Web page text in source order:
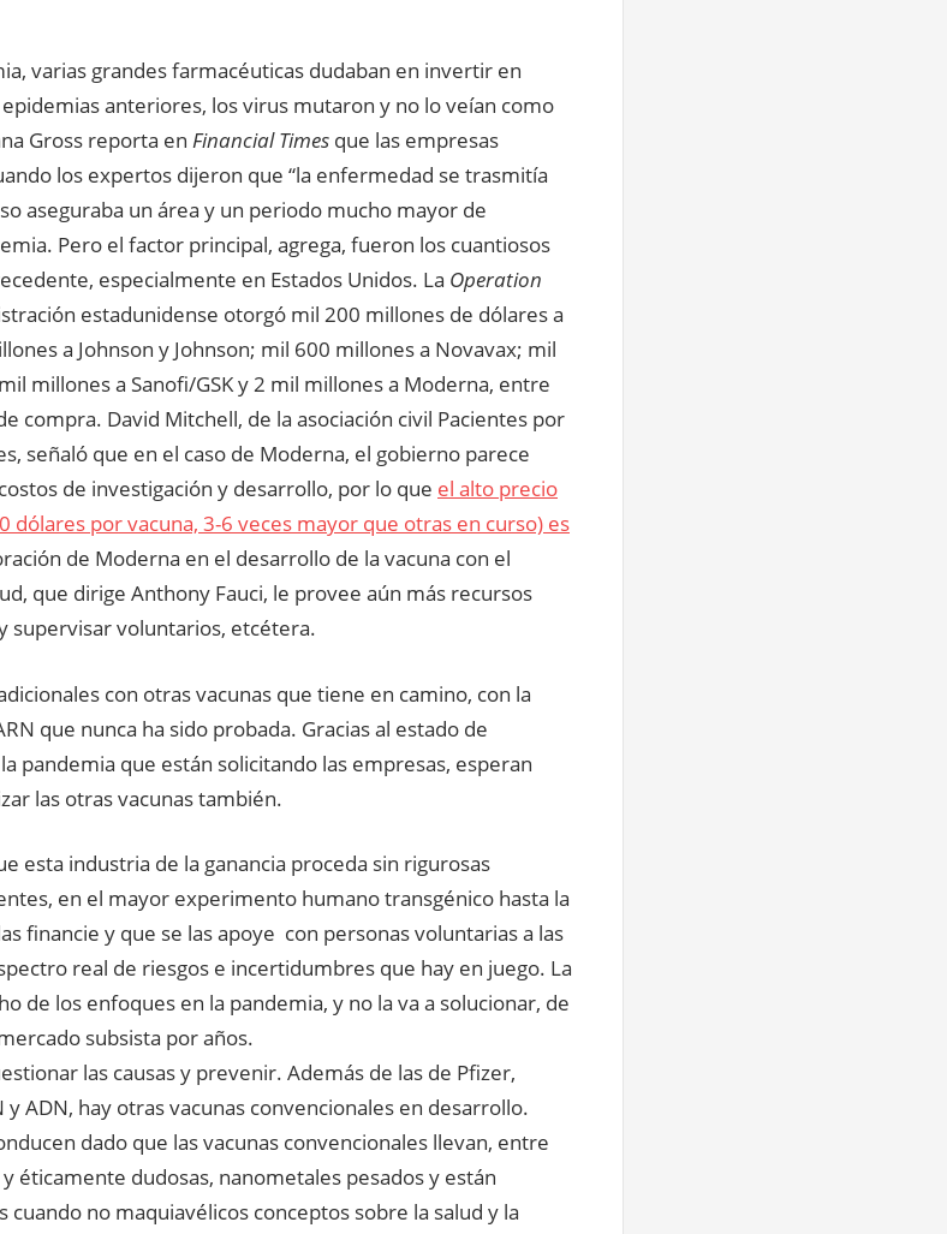
varias grandes farmacéuticas dudaban en invertir en
anteriores, los virus mutaron y no lo veían como
Gross reporta en Financial Times que las empresas
los expertos dijeron que “la enfermedad se trasmitía
aseguraba un área y un periodo mucho mayor de
Pero el factor principal, agrega, fueron los cuantiosos
especialmente en Estados Unidos. La Operation
estadunidense otorgó mil 200 millones de dólares a
a Johnson y Johnson; mil 600 millones a Novavax; mil
millones a Sanofi/GSK y 2 mil millones a Moderna, entre
compra. David Mitchell, de la asociación civil Pacientes por
señaló que en el caso de Moderna, el gobierno parece
de investigación y desarrollo, por lo que el alto precio
dólares por vacuna, 3-6 veces mayor que otras en curso) es
de Moderna en el desarrollo de la vacuna con el
que dirige Anthony Fauci, le provee aún más recursos
supervisar voluntarios, etcétera.
con otras vacunas que tiene en camino, con la
que nunca ha sido probada. Gracias al estado de
pandemia que están solicitando las empresas, esperan
las otras vacunas también.
esta industria de la ganancia proceda sin rigurosas
en el mayor experimento humano transgénico hasta la
financie y que se las apoye con personas voluntarias a las
real de riesgos e incertidumbres que hay en juego. La
de los enfoques en la pandemia, y no la va a solucionar, de
subsista por años.
las causas y prevenir. Además de las de Pfizer,
ADN, hay otras vacunas convencionales en desarrollo.
dado que las vacunas convencionales llevan, entre
éticamente dudosas, nanometales pesados y están
cuando no maquiavélicos conceptos sobre la salud y la